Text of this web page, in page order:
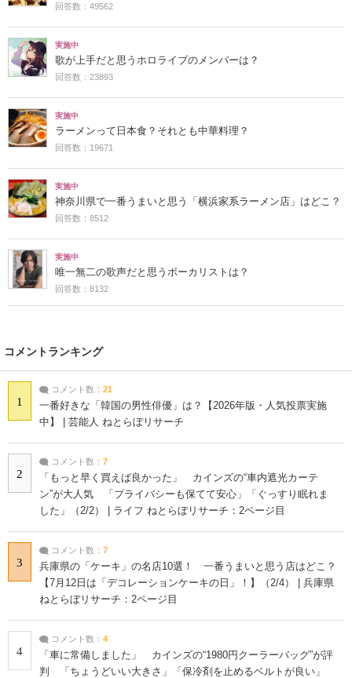
回答数：49562
実施中
歌が上手だと思うホロライブのメンバーは？
回答数：23893
実施中
ラーメンって日本食？それとも中華料理？
回答数：19671
実施中
神奈川県で一番うまいと思う「横浜家系ラーメン店」はどこ？
回答数：8512
実施中
唯一無二の歌声だと思うボーカリストは？
回答数：8132
コメントランキング
1
コメント数： 21
一番好きな「韓国の男性俳優」は？【2026年版・人気投票実施
中】 | 芸能人 ねとらぼリサーチ
2
コメント数： 7
「もっと早く買えば良かった」 カインズの“車内遮光カーテ
ン”が大人気 「プライバシーも保てて安心」「ぐっすり眠れま
した」（2/2） | ライフ ねとらぼリサーチ：2ページ目
3
コメント数： 7
兵庫県の「ケーキ」の名店10選！ 一番うまいと思う店はどこ？
【7月12日は「デコレーションケーキの日」！】（2/4） | 兵庫県
ねとらぼリサーチ：2ページ目
4
コメント数： 4
「車に常備しました」 カインズの“1980円クーラーバッグ”が評
判 「ちょうどいい大きさ」「保冷剤を止めるベルトが良い」